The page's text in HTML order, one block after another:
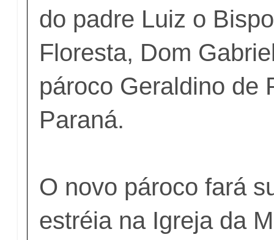
do padre Luiz o
Floresta, Dom
pároco Geraldino de
Paraná.
O novo pároco fará
estréia na Igreja da